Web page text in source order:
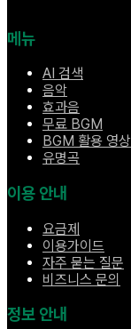
메뉴
AI 검색
음악
효과음
무료 BGM
BGM 활용 영상
유명곡
이용 안내
요금제
이용가이드
자주 묻는 질문
비즈니스 문의
정보 안내